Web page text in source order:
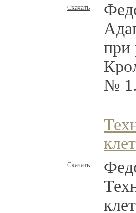
Скачать
при
№
Скачать